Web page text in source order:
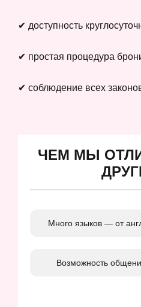
✔ доступность
✔ простая процедура
✔ соблюдение всех
ЧЕМ МЫ
Много языков — от
Возможность